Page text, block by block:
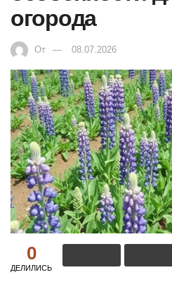
огорода
От 08.07.2026
0
ДЕЛИЛИСЬ